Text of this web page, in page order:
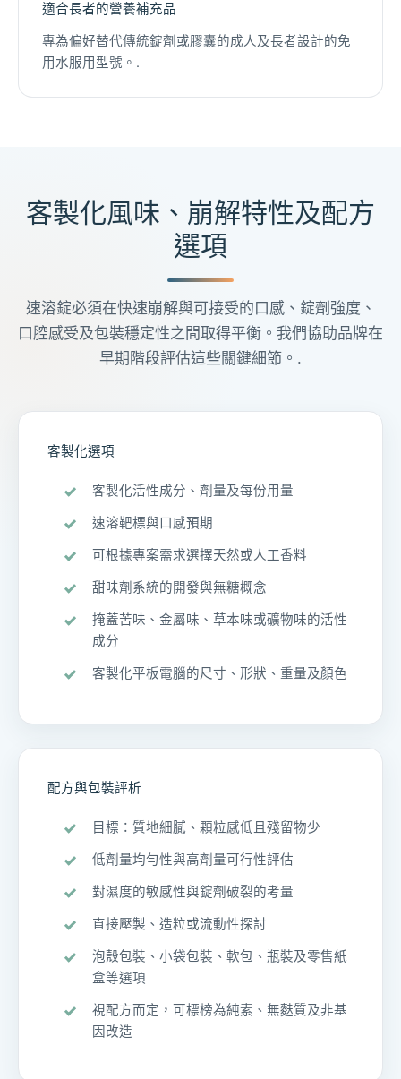
適合長者的營養補充品
專為偏好替代傳統錠劑或膠囊的成人及長者設計的免
用水服用型號。.
客製化風味、崩解特性及配方
選項
速溶錠必須在快速崩解與可接受的口感、錠劑強度、
口腔感受及包裝穩定性之間取得平衡。我們協助品牌在
早期階段評估這些關鍵細節。.
客製化選項
客製化活性成分、劑量及每份用量
速溶靶標與口感預期
可根據專案需求選擇天然或人工香料
甜味劑系統的開發與無糖概念
掩蓋苦味、金屬味、草本味或礦物味的活性
成分
客製化平板電腦的尺寸、形狀、重量及顏色
配方與包裝評析
目標：質地細膩、顆粒感低且殘留物少
低劑量均勻性與高劑量可行性評估
對濕度的敏感性與錠劑破裂的考量
直接壓製、造粒或流動性探討
泡殼包裝、小袋包裝、軟包、瓶裝及零售紙
盒等選項
視配方而定，可標榜為純素、無麩質及非基
因改造